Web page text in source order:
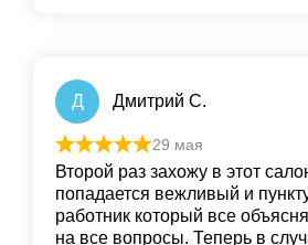
Д Дмитрий С.
29 мая
Второй раз захожу в этот
попадается вежливый и
работник который все
на все вопросы. Теперь в